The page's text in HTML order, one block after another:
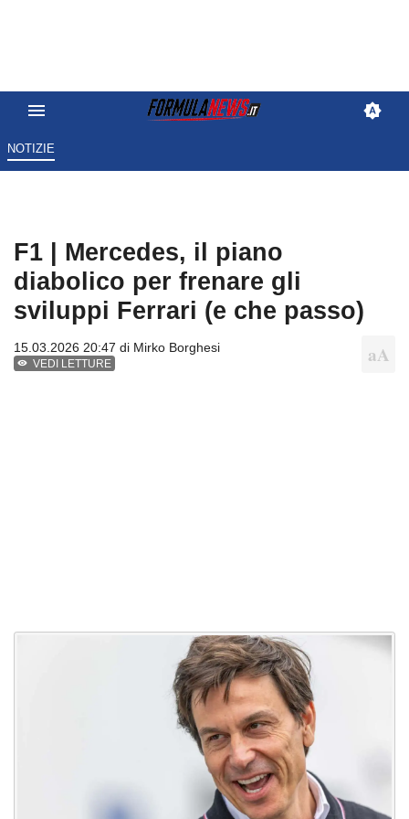
NOTIZIE
F1 | Mercedes, il piano
diabolico per frenare gli
sviluppi Ferrari (e che passo)
15.03.2026 20:47 di Mirko Borghesi
VEDI LETTURE